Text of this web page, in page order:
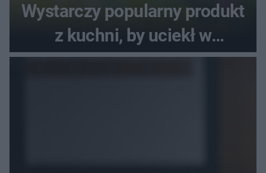
Wystarczy popularny produkt
z kuchni, by uciekł w
popłochu